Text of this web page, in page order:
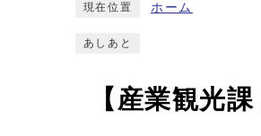
現在位置 ホーム
あしあと
【産業観光